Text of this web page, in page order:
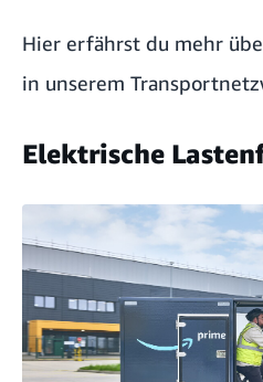
Hier erfährst du mehr
in unserem
Elektrische